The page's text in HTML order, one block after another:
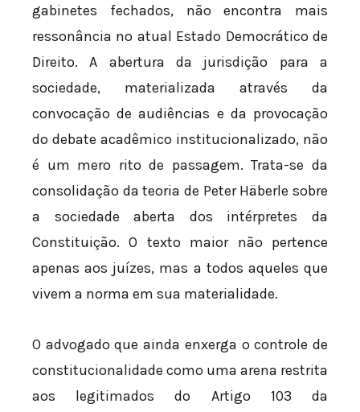
gabinetes fechados, não encontra mais
ressonância no atual Estado Democrático de
Direito. A abertura da jurisdição para a
sociedade, materializada através da
convocação de audiências e da provocação
do debate acadêmico institucionalizado, não
é um mero rito de passagem. Trata-se da
consolidação da teoria de Peter Häberle sobre
a sociedade aberta dos intérpretes da
Constituição. O texto maior não pertence
apenas aos juízes, mas a todos aqueles que
vivem a norma em sua materialidade.
O advogado que ainda enxerga o controle de
constitucionalidade como uma arena restrita
aos legitimados do Artigo 103 da